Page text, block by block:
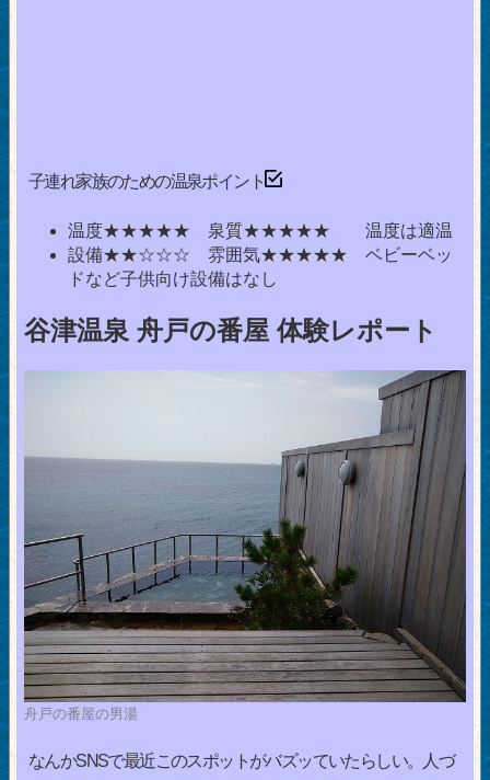
子連れ家族のための温泉ポイント
温度★★★★★ 泉質★★★★★ 温度は適温
設備★★☆☆☆ 雰囲気★★★★★ ベビーベッ
ドなど子供向け設備はなし
谷津温泉 舟戸の番屋 体験レポート
舟戸の番屋の男湯
なんかSNSで最近このスポットがバズッていたらしい。人づ